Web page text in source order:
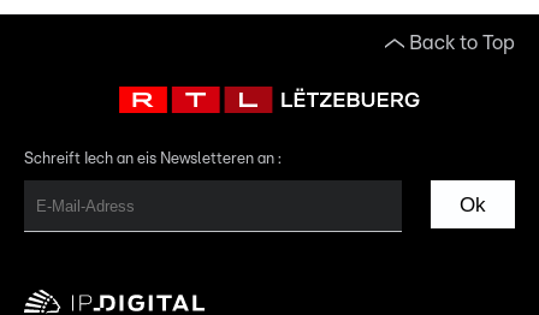
Back to Top
Schreift Iech an eis Newsletteren an :
Ok